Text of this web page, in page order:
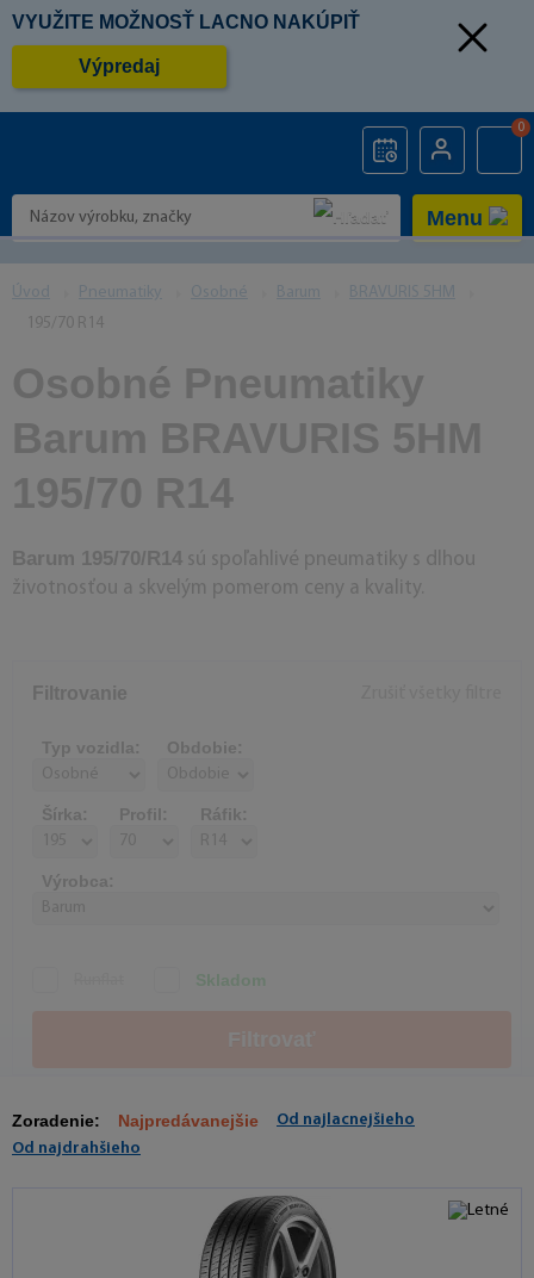
VYUŽITE MOŽNOSŤ LACNO NAKÚPIŤ
Výpredaj
0
Menu
Úvod Pneumatiky Osobné Barum
BRAVURIS 5HM
195/70 R14
Osobné Pneumatiky
Barum BRAVURIS 5HM
195/70 R14
Barum 195/70/R14 sú spoľahlivé pneumatiky s dlhou
životnosťou a skvelým pomerom ceny a kvality.
Filtrovanie
Typ vozidla: Obdobie:
Šírka: Profil: Ráfik:
Výrobca:
Skladom
Zoradenie: Najpredávanejšie
Od najlacnejšieho
Od najdrahšieho